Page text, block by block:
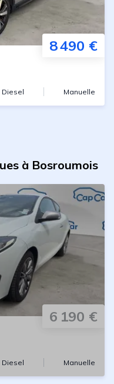
8 490 €
Diesel Manuelle
à Bosroumois
6 190 €
Diesel Manuelle